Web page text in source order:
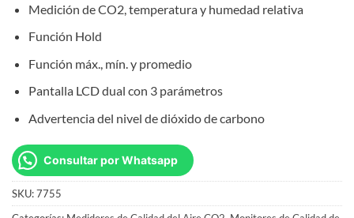
Medición de CO2, temperatura y humedad relativa
Función Hold
Función máx., mín. y promedio
Pantalla LCD dual con 3 parámetros
Advertencia del nivel de dióxido de carbono
Consultar por Whatsapp
SKU:7755